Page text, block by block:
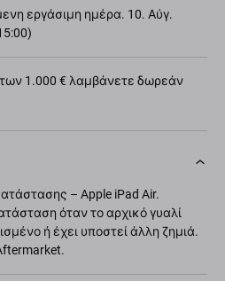
εργάσιμη ημέρα. 10. Αύγ.
1.000 € λαμβάνετε δωρεάν
– Apple iPad Air.
όταν το αρχικό γυαλί
ή έχει υποστεί άλλη ζημιά.